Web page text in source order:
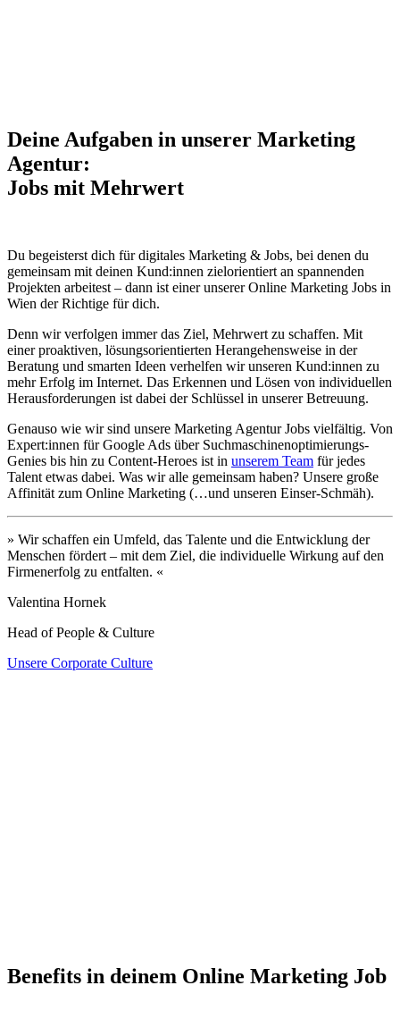
Deine Aufgaben in unserer Marketing
Agentur:
Jobs mit Mehrwert
Du begeisterst dich für digitales Marketing & Jobs, bei denen du
gemeinsam mit deinen Kund:innen zielorientiert an spannenden
Projekten arbeitest – dann ist einer unserer Online Marketing Jobs in
Wien der Richtige für dich.
Denn wir verfolgen immer das Ziel, Mehrwert zu schaffen. Mit
einer proaktiven, lösungsorientierten Herangehensweise in der
Beratung und smarten Ideen verhelfen wir unseren Kund:innen zu
mehr Erfolg im Internet. Das Erkennen und Lösen von individuellen
Herausforderungen ist dabei der Schlüssel in unserer Betreuung.
Genauso wie wir sind unsere Marketing Agentur Jobs vielfältig. Von
Expert:innen für Google Ads über Suchmaschinenoptimierungs-
Genies bis hin zu Content-Heroes ist in unserem Team für jedes
Talent etwas dabei. Was wir alle gemeinsam haben? Unsere große
Affinität zum Online Marketing (…und unseren Einser-Schmäh).
» Wir schaffen ein Umfeld, das Talente und die Entwicklung der
Menschen fördert – mit dem Ziel, die individuelle Wirkung auf den
Firmenerfolg zu entfalten. «
Valentina Hornek
Head of People & Culture
Unsere Corporate Culture
Benefits in deinem Online Marketing Job